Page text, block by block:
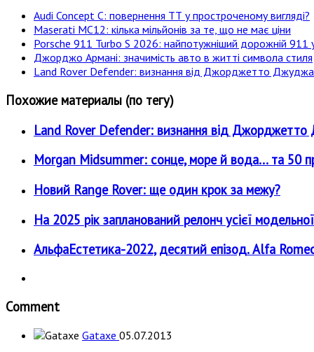
Audi Concept C: повернення ТТ у простроченому вигляді?
Maserati MC12: кілька мільйонів за те, що не має ціни
Porsche 911 Turbo S 2026: найпотужніший дорожній 911
Джорджо Армані: значимість авто в житті символа стиля
Land Rover Defender: визнання від Джорджетто
Похожие материалы (по тегу)
Land Rover Defender: визнання від
Morgan Midsummer: сонце, море й вода... та 50
Новий Range Rover: ще один крок за межу?
На 2025 рік запланований релонч усієї
АльфаЕстетика-2022, деcятий епізод. Alfa
Comment
Gataxe 05.07.2013